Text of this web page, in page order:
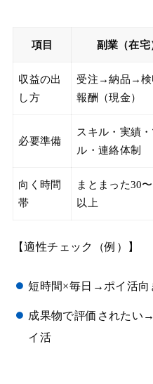
項目 副業（在宅
収益の出
し方
受注→納品→
報酬（現金）
必要準備
スキル・実績
ル・連絡体制
向く時間
帯
まとまった30
以上
【適性チェック（例）】
短時間×毎日→ポイ活
成果物で評価されたい
イ活